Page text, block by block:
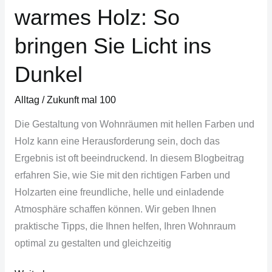
warmes Holz: So
bringen Sie Licht ins
Dunkel
Alltag /Zukunft mal 100
Die Gestaltung von Wohnräumen mit hellen Farben und
Holz kann eine Herausforderung sein, doch das
Ergebnis ist oft beeindruckend. In diesem Blogbeitrag
erfahren Sie, wie Sie mit den richtigen Farben und
Holzarten eine freundliche, helle und einladende
Atmosphäre schaffen können. Wir geben Ihnen
praktische Tipps, die Ihnen helfen, Ihren Wohnraum
optimal zu gestalten und gleichzeitig